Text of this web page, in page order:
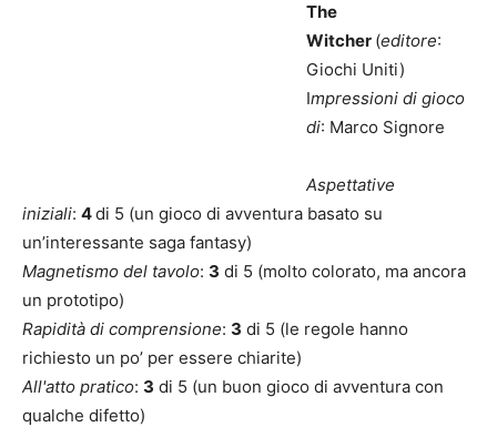
The
Witcher (editore:
Giochi Uniti)
Impressioni di gioco
di: Marco Signore
Aspettative
iniziali: 4di 5 (un gioco di avventura basato su
un’interessante saga fantasy)
Magnetismo del tavolo: 3 di 5 (molto colorato, ma ancora
un prototipo)
Rapidità di comprensione: 3 di 5 (le regole hanno
richiesto un po’ per essere chiarite)
All'atto pratico: 3 di 5 (un buon gioco di avventura con
qualche difetto)